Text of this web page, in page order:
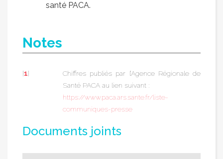
santé PACA.
Notes
[1]
Chiffres publiés par l’Agence Régionale de
Santé PACA au lien suivant :
https://www.paca.ars.sante.fr/liste-
communiques-presse
Documents joints